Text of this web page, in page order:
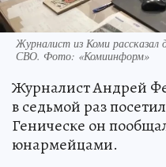
Журналист из Коми рассказал
СВО. Фото: «Комиинформ»
Журналист Андрей
в седьмой раз
Геническе он
юнармейцами.